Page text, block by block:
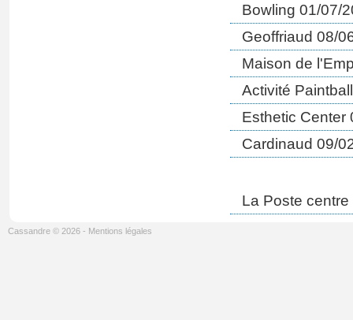
Bowling 01/07/
Geoffriaud 08/
Maison de
Activité
Esthetic Center
Cardinaud 09/
La Poste
Cassandre © 2026 - Mentions légales